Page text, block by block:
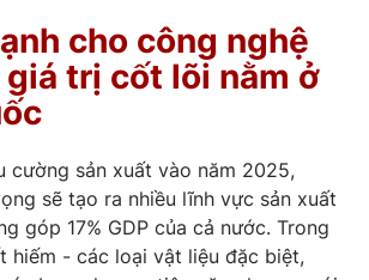
tương lai
Podcast
cho công nghệ
trị cốt lõi nằm ở
cường sản xuất vào năm 2025,
sẽ tạo ra nhiều lĩnh vực sản xuất
góp 17% GDP của cả nước. Trong
hiếm - các loại vật liệu đặc biệt,